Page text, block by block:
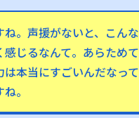
ね。声援がないと、こんな
感じるなんて。あらためて
は本当にすごいんだなって
。